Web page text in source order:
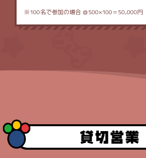
100名で参加の場合 ＠500×100＝50,000円